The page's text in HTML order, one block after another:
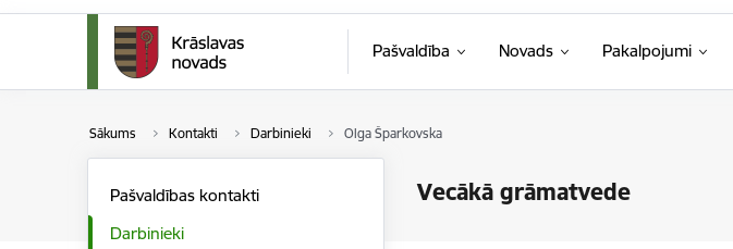
Pašvaldība Novads Pakalpojumi
Sākums Kontakti Darbinieki Olga Šparkovska
Vecākā grāmatvede
Pašvaldības kontakti
Darbinieki